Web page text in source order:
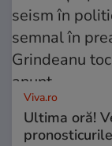
Viva.ro
Ultima oră!